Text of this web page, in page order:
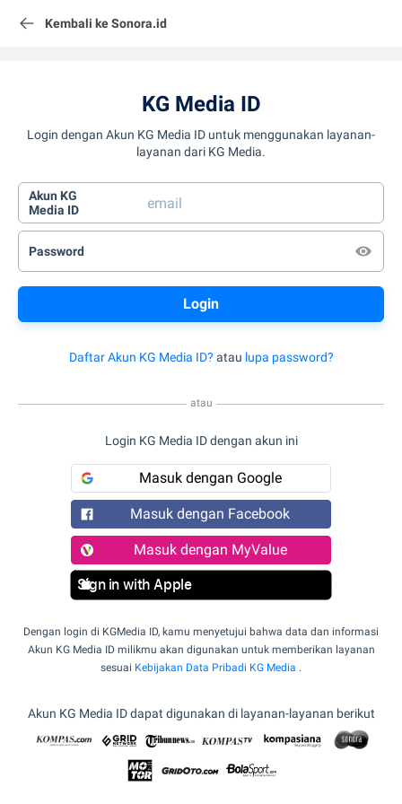
Kembali ke Sonora.id
KG Media ID
Login dengan Akun KG Media ID untuk menggunakan layanan-
layanan dari KG Media.
Akun KG
Media ID
Password
Daftar Akun KG Media ID? atau lupa password?
atau
Login KG Media ID dengan akun ini
Masuk dengan Google
Masuk dengan Facebook
Masuk dengan MyValue
Sign in with Apple
Dengan login di KGMedia ID, kamu menyetujui bahwa data dan informasi
Akun KG Media ID milikmu akan digunakan untuk memberikan layanan
sesuai Kebijakan Data Pribadi KG Media .
Akun KG Media ID dapat digunakan di layanan-layanan berikut